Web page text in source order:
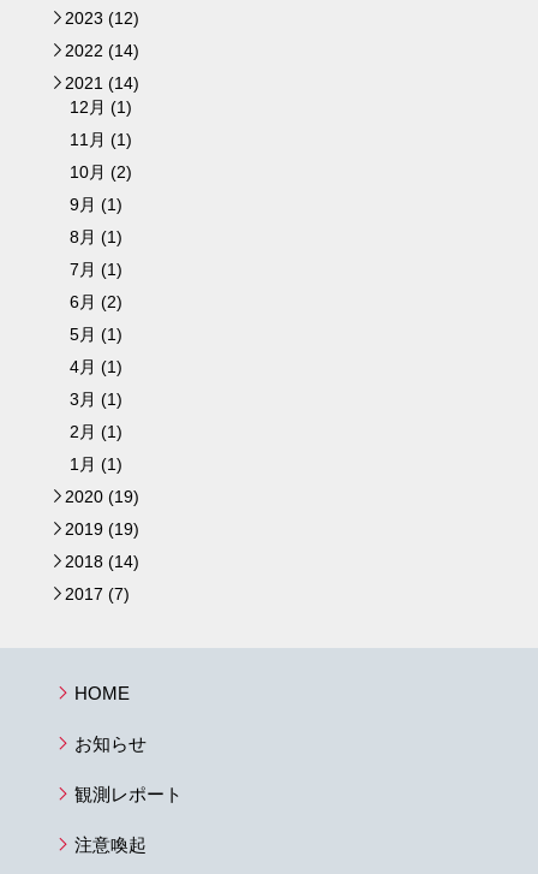
►
2023 (12)
►
2022 (14)
▼
2021 (14)
12月 (1)
11月 (1)
10月 (2)
9月 (1)
8月 (1)
7月 (1)
6月 (2)
5月 (1)
4月 (1)
3月 (1)
2月 (1)
1月 (1)
►
2020 (19)
►
2019 (19)
►
2018 (14)
►
2017 (7)
HOME
お知らせ
観測レポート
注意喚起